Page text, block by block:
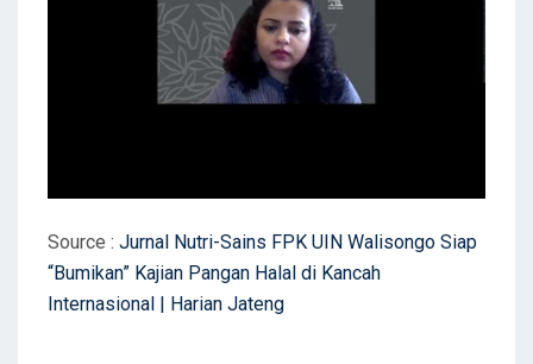
Source : Jurnal Nutri-Sains FPK UIN Walisongo Siap
“Bumikan” Kajian Pangan Halal di Kancah
Internasional | Harian Jateng